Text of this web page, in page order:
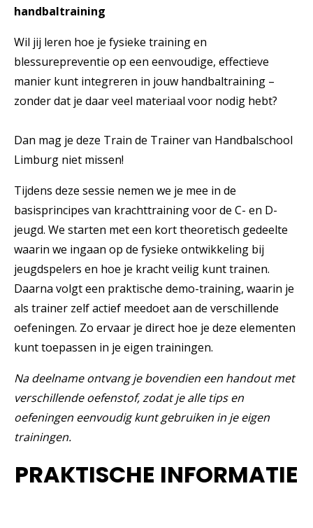
handbaltraining
Wil jij leren hoe je fysieke training en
blessurepreventie op een eenvoudige, effectieve
manier kunt integreren in jouw handbaltraining –
zonder dat je daar veel materiaal voor nodig hebt?
Dan mag je deze Train de Trainer van Handbalschool
Limburg niet missen!
Tijdens deze sessie nemen we je mee in de
basisprincipes van krachttraining voor de C- en D-
jeugd. We starten met een kort theoretisch gedeelte
waarin we ingaan op de fysieke ontwikkeling bij
jeugdspelers en hoe je kracht veilig kunt trainen.
Daarna volgt een praktische demo-training, waarin je
als trainer zelf actief meedoet aan de verschillende
oefeningen. Zo ervaar je direct hoe je deze elementen
kunt toepassen in je eigen trainingen.
Na deelname ontvang je bovendien een handout met
verschillende oefenstof, zodat je alle tips en
oefeningen eenvoudig kunt gebruiken in je eigen
trainingen.
PRAKTISCHE INFORMATIE